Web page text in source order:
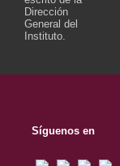
Dirección
General del
Instituto.
Síguenos en